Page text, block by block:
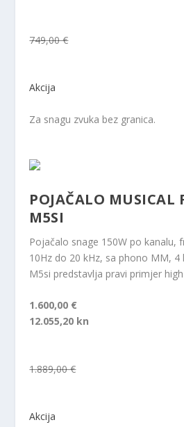
749,00 €
Akcija
Za snagu zvuka bez granica.
POJAČALO MUSICAL
M5SI
Pojačalo snage 150W po kanalu,
10Hz do 20 kHz, sa phono MM, 4
M5si predstavlja pravi primjer
1.600,00 €
12.055,20 kn
1.889,00 €
Akcija